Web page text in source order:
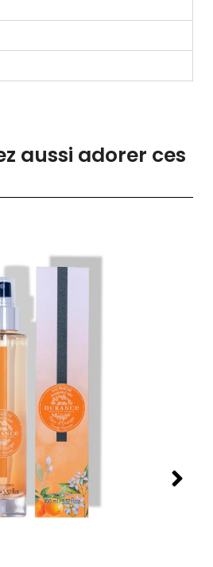
aussi adorer ces